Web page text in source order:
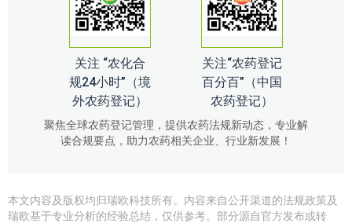
关注 “农化合
规24小时”（境
外农药登记）
关注“农药登记
百分百”（中国
农药登记）
聚焦全球农药登记管理，提供农药法规新动态，专业解
读合规要点，助力农药相关企业、行业新发展！
本文内容及版权均归瑞欧科技所有。内容来自公开渠道的法规政策及
瑞欧基于专业分析的经验总结，仅供参考。部分源自官方发布或转